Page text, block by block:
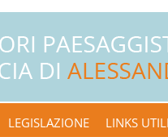
LEGISLAZIONE LINKS UTILI